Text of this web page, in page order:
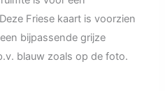
Friese kaart is voorzien
bijpassende grijze
blauw zoals op de foto.